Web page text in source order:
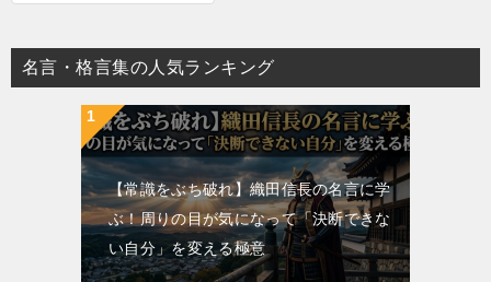
名言・格言集の人気ランキング
【常識をぶち破れ】織田信長の名言に学
ぶ！周りの目が気になって「決断できな
い自分」を変える極意